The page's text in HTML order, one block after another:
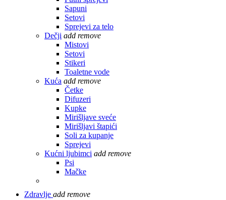
Sapuni
Setovi
Sprejevi za telo
Dečji add remove
Mistovi
Setovi
Stikeri
Toaletne vode
Kuća add remove
Četke
Difuzeri
Kupke
Mirišljave sveće
Mirišljavi štapići
Soli za kupanje
Sprejevi
Kućni ljubimci add remove
Psi
Mačke
Zdravlje add remove